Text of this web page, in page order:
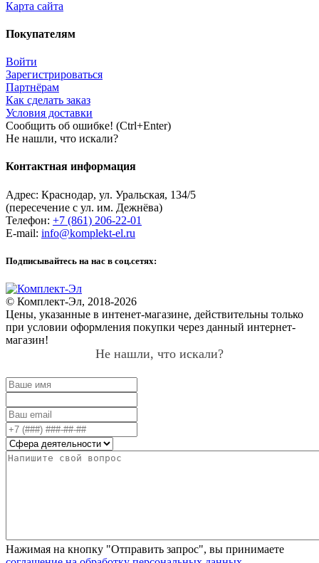
Карта сайта
Покупателям
Войти
Зарегистрироваться
Партнёрам
Как сделать заказ
Условия доставки
Сообщить об ошибке! (Ctrl+Enter)
Не нашли, что искали?
Контактная информация
Адрес: Краснодар, ул. Уральская, 134/5
(пересечение с ул. им. Дежнёва)
Телефон: +7 (861) 206-22-01
E-mail: info@komplekt-el.ru
Подписывайтесь на нас в соц.сетях:
© Комплект-Эл, 2018-2026
Цены, указанные в интенет-магазине, действительны только
при условии оформления покупки через данный интернет-
магазин!
Не нашли, что искали?
Нажимая на кнопку "Отправить запрос", вы принимаете